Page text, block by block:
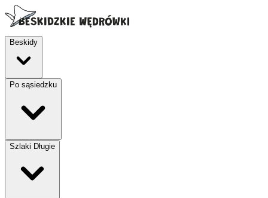
Beskidy
Po sąsiedzku
Szlaki Długie